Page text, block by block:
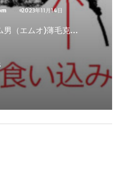
2023年11月14日
男（エムオ)薄毛克…